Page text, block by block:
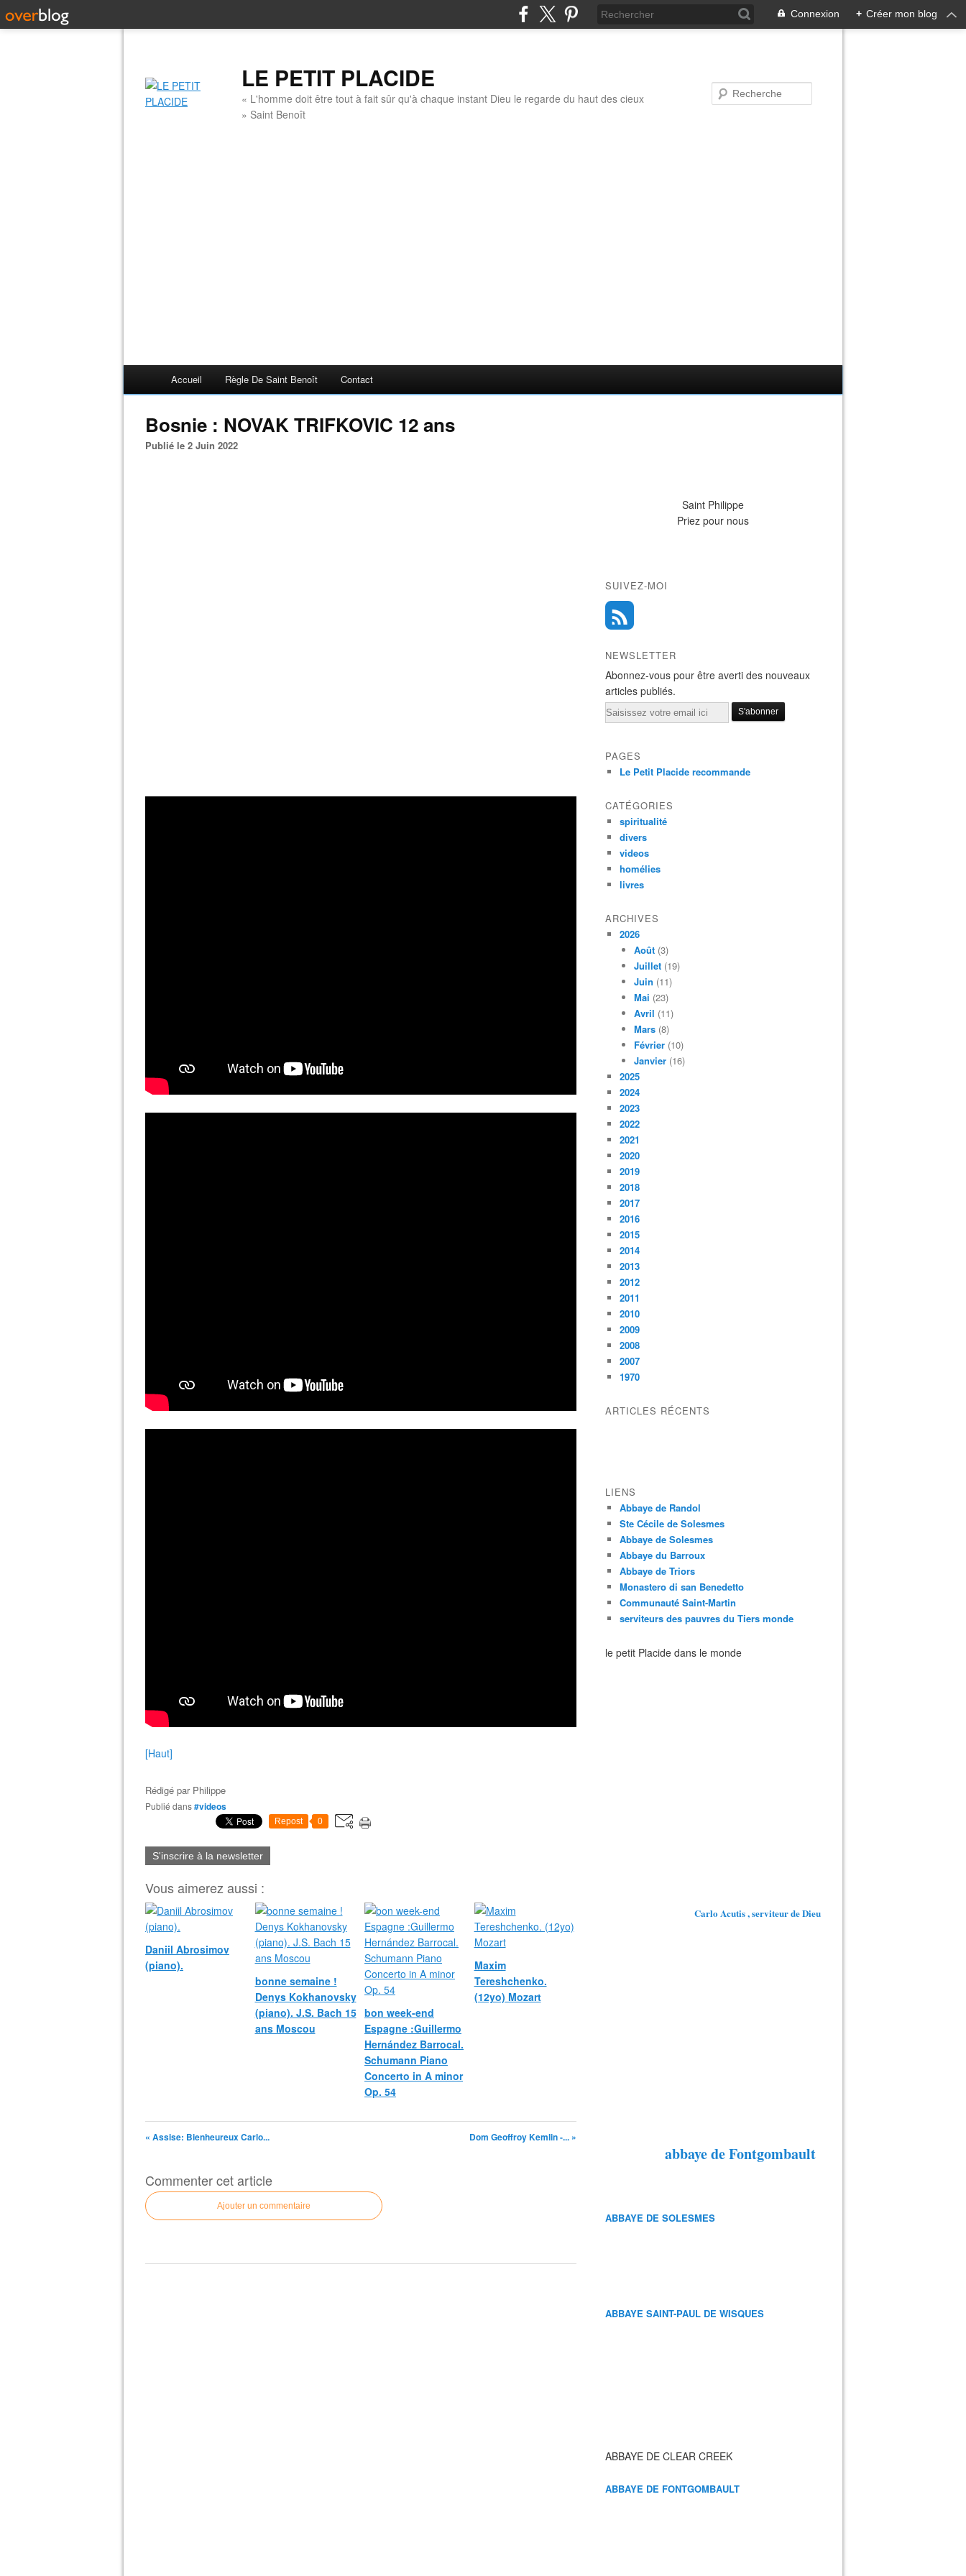
Connexion + Créer mon blog
LE PETIT PLACIDE
« L'homme doit être tout à fait sûr qu'à chaque instant Dieu le regarde du haut des cieux
» Saint Benoît
Accueil Règle De Saint Benoît Contact
Bosnie : NOVAK TRIFKOVIC 12 ans
Publié le 2 Juin 2022
[Haut]
Rédigé par Philippe
Publié dans#videos
Repost 0
S'inscrire à la newsletter
Vous aimerez aussi :
Daniil Abrosimov
(piano).
bonne semaine !
Denys Kokhanovsky
(piano). J.S. Bach 15
ans Moscou
bon week-end
Espagne :Guillermo
Hernández Barrocal.
Schumann Piano
Concerto in A minor
Op. 54
Maxim
Tereshchenko.
(12yo) Mozart
« Assise: Bienheureux Carlo... Dom Geoffroy Kemlin -... »
Commenter cet article
Ajouter un commentaire
Saint Philippe
Priez pour nous
SUIVEZ-MOI
NEWSLETTER
Abonnez-vous pour être averti des nouveaux
articles publiés.
Email
PAGES
Le Petit Placide recommande
CATÉGORIES
spiritualité
divers
videos
homélies
livres
ARCHIVES
2026
Août (3)
Juillet (19)
Juin (11)
Mai (23)
Avril (11)
Mars (8)
Février (10)
Janvier (16)
2025
2024
2023
2022
2021
2020
2019
2018
2017
2016
2015
2014
2013
2012
2011
2010
2009
2008
2007
1970
ARTICLES RÉCENTS
LIENS
Abbaye de Randol
Ste Cécile de Solesmes
Abbaye de Solesmes
Abbaye du Barroux
Abbaye de Triors
Monastero di san Benedetto
Communauté Saint-Martin
serviteurs des pauvres du Tiers monde
le petit Placide dans le monde
Carlo Acutis , serviteur de Dieu
abbaye de Fontgombault
ABBAYE DE SOLESMES
ABBAYE SAINT-PAUL DE WISQUES
ABBAYE DE CLEAR CREEK
ABBAYE DE FONTGOMBAULT